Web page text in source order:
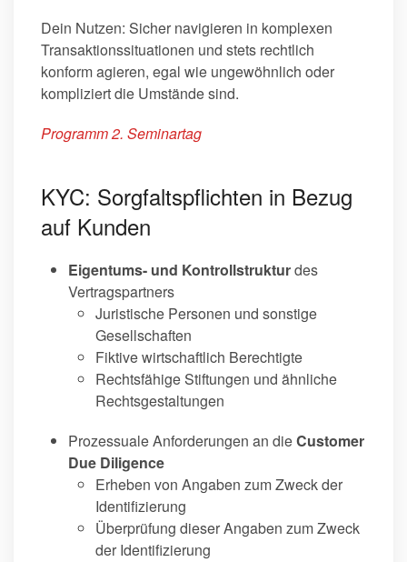
Dein Nutzen: Sicher navigieren in komplexen
Transaktionssituationen und stets rechtlich
konform agieren, egal wie ungewöhnlich oder
kompliziert die Umstände sind.
Programm 2. Seminartag
KYC: Sorgfaltspflichten in Bezug
auf Kunden
Eigentums- und Kontrollstrukturdes
Vertragspartners
Juristische Personen und sonstige
Gesellschaften
Fiktive wirtschaftlich Berechtigte
Rechtsfähige Stiftungen und ähnliche
Rechtsgestaltungen
Prozessuale Anforderungen an dieCustomer
Due Diligence
Erheben von Angaben zum Zweck der
Identifizierung
Überprüfung dieser Angaben zum Zweck
der Identifizierung